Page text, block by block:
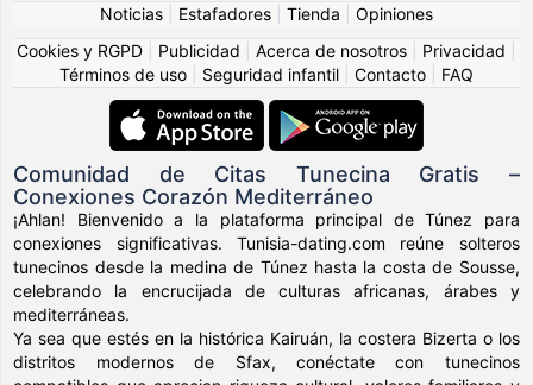
Noticias Estafadores Tienda
Opiniones
Cookies y RGPD
Publicidad Acerca de nosotros Privacidad
Términos de uso
Seguridad infantil Contacto FAQ
Comunidad de Citas Tunecina Gratis –
Conexiones Corazón Mediterráneo
¡Ahlan! Bienvenido a la plataforma principal de Túnez para
conexiones significativas. Tunisia-dating.com reúne solteros
tunecinos desde la medina de Túnez hasta la costa de Sousse,
celebrando la encrucijada de culturas africanas, árabes y
mediterráneas.
Ya sea que estés en la histórica Kairuán, la costera Bizerta o los
distritos modernos de Sfax, conéctate con tunecinos